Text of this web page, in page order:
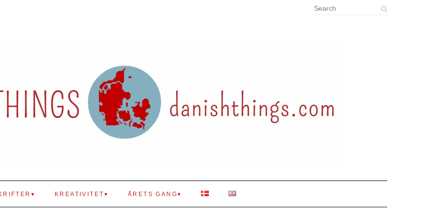
KREATIVITET ÅRETS GANG